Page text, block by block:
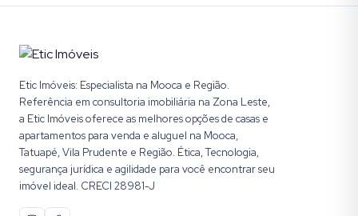
Etic Imóveis: Especialista na Mooca e Região.
Referência em consultoria imobiliária na Zona Leste,
a Etic Imóveis oferece as melhores opções de casas e
apartamentos para venda e aluguel na Mooca,
Tatuapé, Vila Prudente e Região. Ética, Tecnologia,
segurança jurídica e agilidade para você encontrar seu
imóvel ideal. CRECI 28981-J